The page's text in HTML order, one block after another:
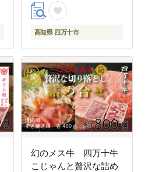
高知県 四万十市
幻のメス牛 四万十牛
こじゃんと贅沢な詰め